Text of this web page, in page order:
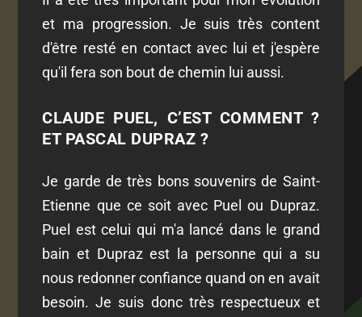
et ma progression. Je suis très content
d'être resté en contact avec lui et j'espère
qu'il fera son bout de chemin lui aussi.
CLAUDE PUEL, C’EST COMMENT ?
ET PASCAL DUPRAZ ?
Je garde de très bons souvenirs de Saint-
Etienne que ce soit avec Puel ou Dupraz.
Puel est celui qui m'a lancé dans le grand
bain et Dupraz est la personne qui a su
nous redonner confiance quand on en avait
besoin. Je suis donc très respectueux et